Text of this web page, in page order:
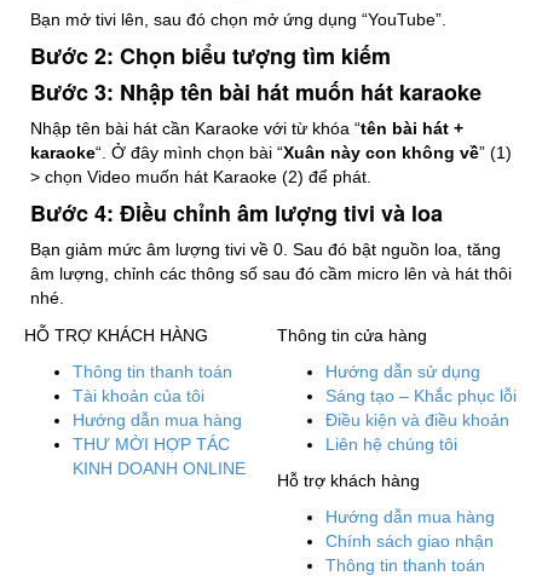
Bạn mở tivi lên, sau đó chọn mở ứng dụng “YouTube”.
Bước 2: Chọn biểu tượng tìm kiếm
Bước 3: Nhập tên bài hát muốn hát karaoke
Nhập tên bài hát cần Karaoke với từ khóa “tên bài hát +
karaoke“. Ở đây mình chọn bài “Xuân này con không về” (1)
> chọn Video muốn hát Karaoke (2) để phát.
Bước 4: Điều chỉnh âm lượng tivi và loa
Bạn giảm mức âm lượng tivi về 0. Sau đó bật nguồn loa, tăng
âm lượng, chỉnh các thông số sau đó cầm micro lên và hát thôi
nhé.
HỖ TRỢ KHÁCH HÀNG
Thông tin thanh toán
Tài khoản của tôi
Hướng dẫn mua hàng
THƯ MỜI HỢP TÁC
KINH DOANH ONLINE
Thông tin cửa hàng
Hướng dẫn sử dụng
Sáng tạo – Khắc phục lỗi
Điều kiện và điều khoản
Liên hệ chúng tôi
Hỗ trợ khách hàng
Hướng dẫn mua hàng
Chính sách giao nhận
Thông tin thanh toán